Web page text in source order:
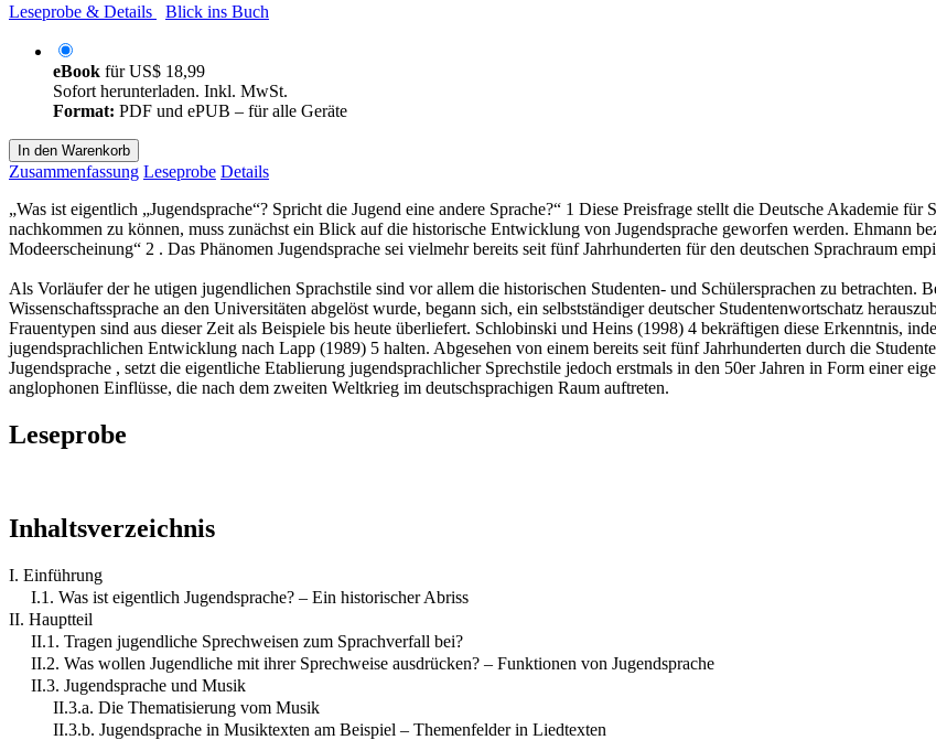
Leseprobe & Details
Blick ins Buch
eBook fürUS$ 18,99
Sofort herunterladen. Inkl. MwSt.
Format: PDF und ePUB – für alle Geräte
In den Warenkorb
Zusammenfassung Leseprobe Details
„Was ist eigentlich „Jugendsprache“? Spricht die Jugend eine andere Sprache?“ 1 Diese Preisfrage stellt die Deutsche Akademie
nachkommen zu können, muss zunächst ein Blick auf die historische Entwicklung von Jugendsprache geworfen werden. Ehmann
Modeerscheinung“ 2 . Das Phänomen Jugendsprache sei vielmehr bereits seit fünf Jahrhunderten für den deutschen Sprachraum
Als Vorläufer der he utigen jugendlichen Sprachstile sind vor allem die historischen Studenten- und Schülersprachen zu betrachten.
Wissenschaftssprache an den Universitäten abgelöst wurde, begann sich, ein selbstständiger deutscher Studentenwortschatz
Frauentypen sind aus dieser Zeit als Beispiele bis heute überliefert. Schlobinski und Heins (1998) 4 bekräftigen diese Erkenntnis,
jugendsprachlichen Entwicklung nach Lapp (1989) 5 halten. Abgesehen von einem bereits seit fünf Jahrhunderten durch die
Jugendsprache , setzt die eigentliche Etablierung jugendsprachlicher Sprechstile jedoch erstmals in den 50er Jahren in Form einer
anglophonen Einflüsse, die nach dem zweiten Weltkrieg im deutschsprachigen Raum auftreten.
Leseprobe
Inhaltsverzeichnis
I. Einführung
I.1. Was ist eigentlich Jugendsprache? – Ein historischer Abriss
II. Hauptteil
II.1. Tragen jugendliche Sprechweisen zum Sprachverfall bei?
II.2. Was wollen Jugendliche mit ihrer Sprechweise ausdrücken? – Funktionen von Jugendsprache
II.3. Jugendsprache und Musik
II.3.a. Die Thematisierung vom Musik
II.3.b. Jugendsprache in Musiktexten am Beispiel – Themenfelder in Liedtexten